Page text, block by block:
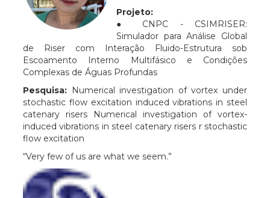
Projeto:
● CNPC - CSIMRISER:
Simulador para Análise Global
de Riser com Interação Fluido-Estrutura sob
Escoamento Interno Multifásico e Condições
Complexas de Águas Profundas
Pesquisa: Numerical investigation of vortex under
stochastic flow excitation induced vibrations in steel
catenary risers Numerical investigation of vortex-
induced vibrations in steel catenary risers r stochastic
flow excitation
“Very few of us are what we seem.”